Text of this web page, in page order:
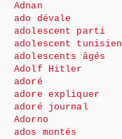
Adnan
ado dévale
adolescent parti
adolescent tunisien
adolescents âgés
Adolf Hitler
adoré
adore expliquer
adoré journal
Adorno
ados montés